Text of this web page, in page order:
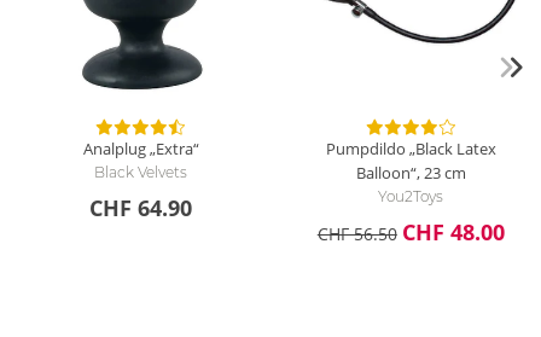
Analplug „Extra“
Black Velvets
CHF 64.90
Pumpdildo „Black Latex
Balloon“, 23 cm
You2Toys
CHF 56.50 CHF 48.00